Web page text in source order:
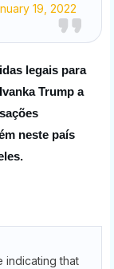
19, 2022
legais para
Trump a
neste país
indicating that